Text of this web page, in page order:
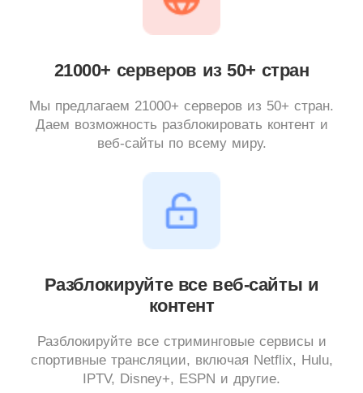
21000+ серверов из 50+ стран
Мы предлагаем 21000+ серверов из 50+ стран.
Даем возможность разблокировать контент и
веб-сайты по всему миру.
Разблокируйте все веб-сайты и
контент
Разблокируйте все стриминговые сервисы и
спортивные трансляции, включая Netflix, Hulu,
IPTV, Disney+, ESPN и другие.